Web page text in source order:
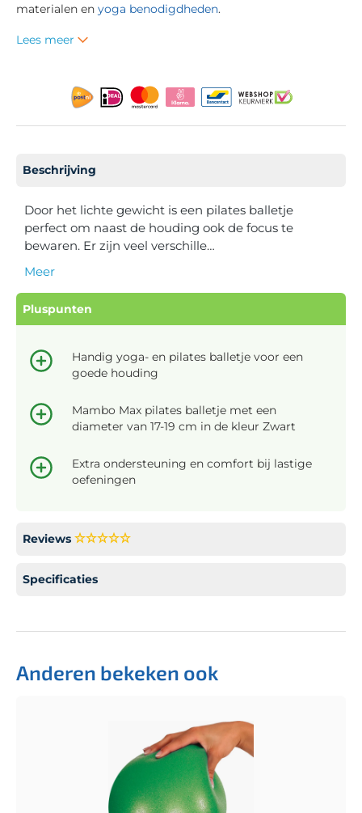
materialen en yoga benodigdheden.
Lees meer
Beschrijving
Door het lichte gewicht is een pilates balletje
perfect om naast de houding ook de focus te
bewaren. Er zijn veel verschille…
Meer
Pluspunten
Handig yoga- en pilates balletje voor een
goede houding
Mambo Max pilates balletje met een
diameter van 17-19 cm in de kleur Zwart
Extra ondersteuning en comfort bij lastige
oefeningen
Reviews
Specificaties
Anderen bekeken ook